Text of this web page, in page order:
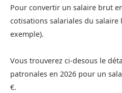
Pour convertir un salaire brut
cotisations salariales du salaire
exemple).
Vous trouverez ci-desous le
patronales en 2026 pour un
€.